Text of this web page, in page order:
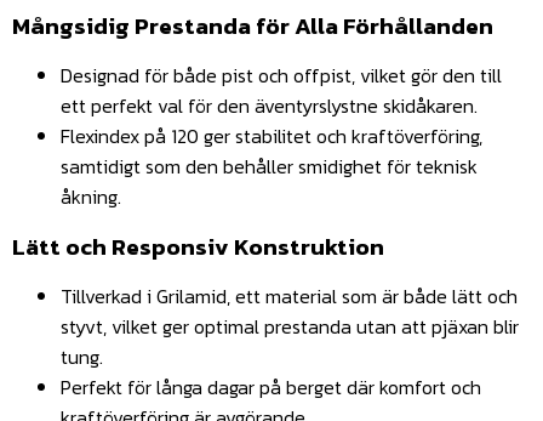
Mångsidig Prestanda för Alla Förhållanden
Designad för både pist och offpist, vilket gör den till
ett perfekt val för den äventyrslystne skidåkaren.
Flexindex på 120 ger stabilitet och kraftöverföring,
samtidigt som den behåller smidighet för teknisk
åkning.
Lätt och Responsiv Konstruktion
Tillverkad i Grilamid, ett material som är både lätt och
styvt, vilket ger optimal prestanda utan att pjäxan blir
tung.
Perfekt för långa dagar på berget där komfort och